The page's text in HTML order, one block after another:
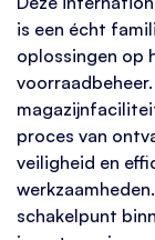
is een écht
oplossingen op
proces van
veiligheid en
schakelpunt